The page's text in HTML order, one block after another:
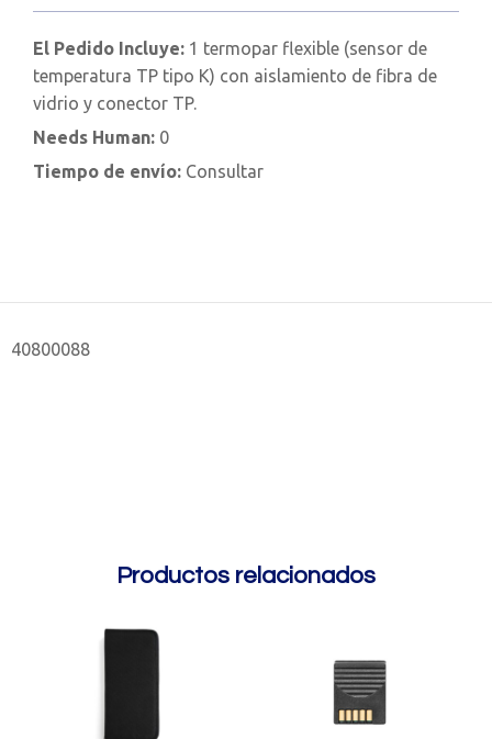
El Pedido Incluye: 1 termopar flexible (sensor de
temperatura TP tipo K) con aislamiento de fibra de
vidrio y conector TP.
Needs Human: 0
Tiempo de envío: Consultar
40800088
Productos relacionados